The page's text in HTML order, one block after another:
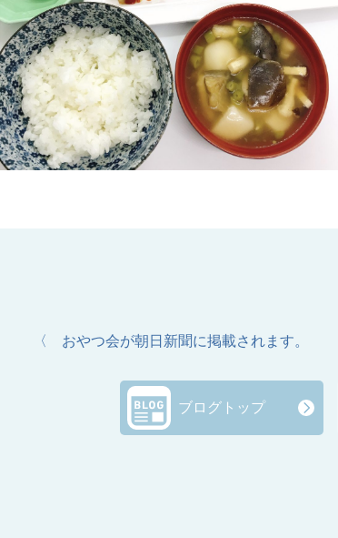
〈 おやつ会が朝日新聞に掲載されます。
ブログトップ